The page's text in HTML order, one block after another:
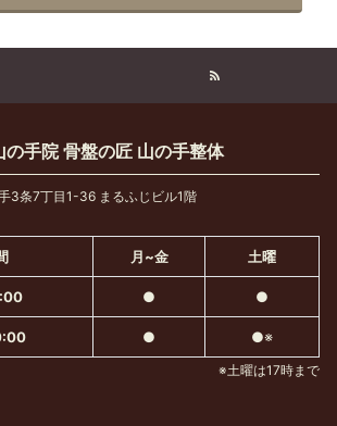
手院 骨盤の匠 山の手整体
3条7丁目1-36 まるふじビル1階
月~金 土曜
● ●
● ●※
※土曜は17時まで